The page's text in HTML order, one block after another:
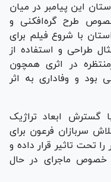
این پیامبر در میان
طرح گره‌افکنی و
با شروع فیلم برای
طراحی و استفاده از
در اثری همچون
بود و وفاداری به اثر
گسترش ابعاد تراژیک
سربازان فرعون برای
تحت تاثیر قرار داده و
خصوص ماجرای در حال